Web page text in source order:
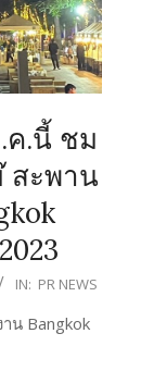
ค.นี้ ชม
สะพาน
IN: PR NEWS
น Bangkok